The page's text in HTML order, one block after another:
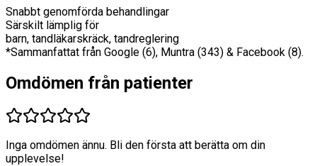
Snabbt genomförda behandlingar
Särskilt lämplig för
barn, tandläkarskräck, tandreglering
*Sammanfattat från Google (6), Muntra (343) & Facebook (8).
Omdömen från patienter
Inga omdömen ännu. Bli den första att berätta om din
upplevelse!